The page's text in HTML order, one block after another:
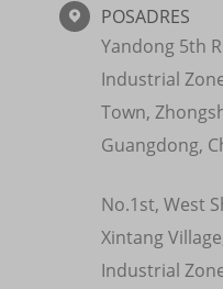

POSADRES
Yandong 5th
Industrial
Town,
Guangdong,
No.1st, West
Xintang
Industrial